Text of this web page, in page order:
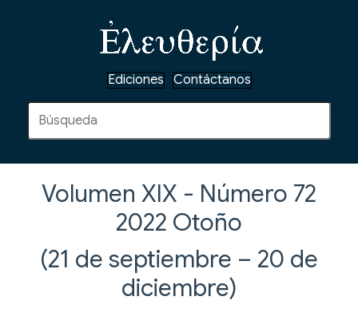
Ediciones Contáctanos
Volumen XIX - Número 72
2022 Otoño
(21 de septiembre – 20 de
diciembre)